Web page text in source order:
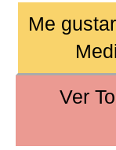
Me
Ver